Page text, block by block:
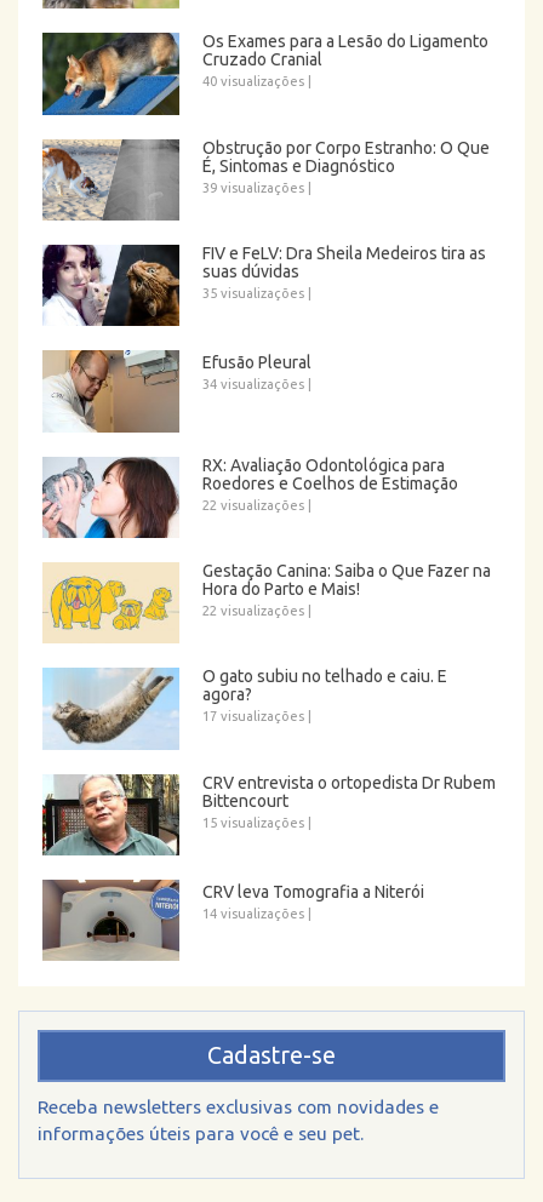
Os Exames para a Lesão do Ligamento
Cruzado Cranial
40 visualizações
Obstrução por Corpo Estranho: O Que
É, Sintomas e Diagnóstico
39 visualizações
FIV e FeLV: Dra Sheila Medeiros tira as
suas dúvidas
35 visualizações
Efusão Pleural
34 visualizações
RX: Avaliação Odontológica para
Roedores e Coelhos de Estimação
22 visualizações
Gestação Canina: Saiba o Que Fazer na
Hora do Parto e Mais!
22 visualizações
O gato subiu no telhado e caiu. E
agora?
17 visualizações
CRV entrevista o ortopedista Dr Rubem
Bittencourt
15 visualizações
CRV leva Tomografia a Niterói
14 visualizações
Cadastre-se
Receba newsletters exclusivas com novidades e
informações úteis para você e seu pet.